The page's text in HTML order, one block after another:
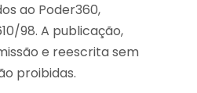
ao Poder360,
98. A publicação,
e reescrita sem
proibidas.